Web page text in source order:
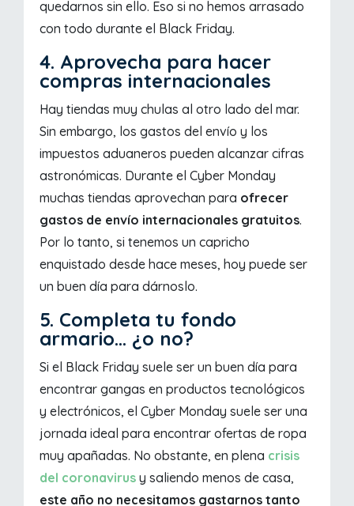
quedarnos sin ello. Eso si no hemos arrasado
con todo durante el Black Friday.
4. Aprovecha para hacer
compras internacionales
Hay tiendas muy chulas al otro lado del mar.
Sin embargo, los gastos del envío y los
impuestos aduaneros pueden alcanzar cifras
astronómicas. Durante el Cyber Monday
muchas tiendas aprovechan para ofrecer
gastos de envío internacionales gratuitos.
Por lo tanto, si tenemos un capricho
enquistado desde hace meses, hoy puede ser
un buen día para dárnoslo.
5. Completa tu fondo
armario... ¿o no?
Si el Black Friday suele ser un buen día para
encontrar gangas en productos tecnológicos
y electrónicos, el Cyber Monday suele ser una
jornada ideal para encontrar ofertas de ropa
muy apañadas. No obstante, en plena crisis
del coronavirus y saliendo menos de casa,
este año no necesitamos gastarnos tanto